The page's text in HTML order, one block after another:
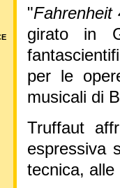
"Fahrenheit
girato in
per le
musicali di
Truffaut
espressiva
tecnica, alle